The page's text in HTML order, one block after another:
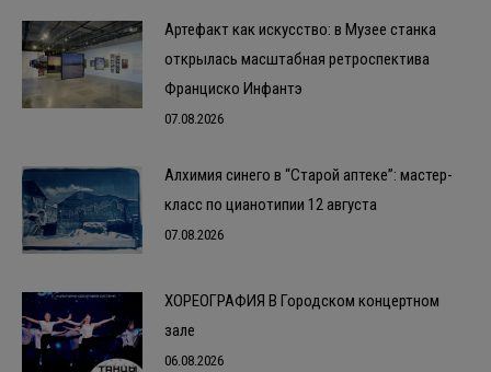
Артефакт как искусство: в Музее станка
открылась масштабная ретроспектива
Франциско Инфантэ
07.08.2026
Алхимия синего в “Старой аптеке”: мастер-
класс по цианотипии 12 августа
07.08.2026
ХОРЕОГРАФИЯ В Городском концертном
зале
06.08.2026